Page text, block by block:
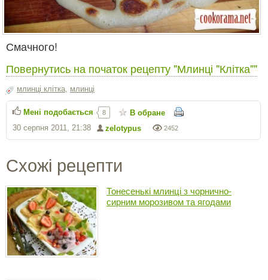
Смачного!
Повернутись на початок рецепту "Млинці "Клітка""
млинці клітка млинці
2452
zelotypus
30 серпня 2011, 21:38
Мені подобається 8 В обране
Схожі рецепти
Тонесенькі млинці з чорнично-
сирним морозивом та ягодами